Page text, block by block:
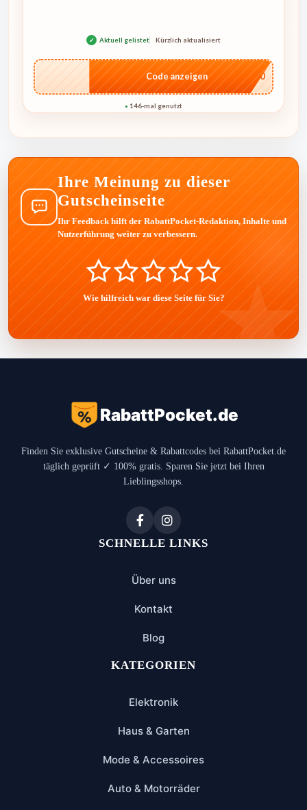
✓ Aktuell gelistet Kürzlich aktualisiert
…NT10
Code anzeigen
● 146-mal genutzt
Ihre Meinung zu dieser
Gutscheinseite
Ihr Feedback hilft der RabattPocket-Redaktion, Inhalte und
Nutzerführung weiter zu verbessern.
Wie hilfreich war diese Seite für Sie?
RabattPocket.de
Finden Sie exklusive Gutscheine & Rabattcodes bei RabattPocket.de
täglich geprüft ✓ 100% gratis. Sparen Sie jetzt bei Ihren
Lieblingsshops.
SCHNELLE LINKS
Über uns
Kontakt
Blog
KATEGORIEN
Elektronik
Haus & Garten
Mode & Accessoires
Auto & Motorräder